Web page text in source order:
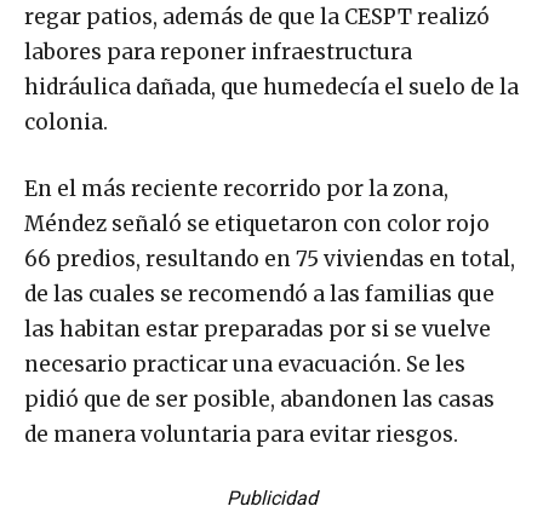
regar patios, además de que la CESPT realizó
labores para reponer infraestructura
hidráulica dañada, que humedecía el suelo de la
colonia.
En el más reciente recorrido por la zona,
Méndez señaló se etiquetaron con color rojo
66 predios, resultando en 75 viviendas en total,
de las cuales se recomendó a las familias que
las habitan estar preparadas por si se vuelve
necesario practicar una evacuación. Se les
pidió que de ser posible, abandonen las casas
de manera voluntaria para evitar riesgos.
Publicidad